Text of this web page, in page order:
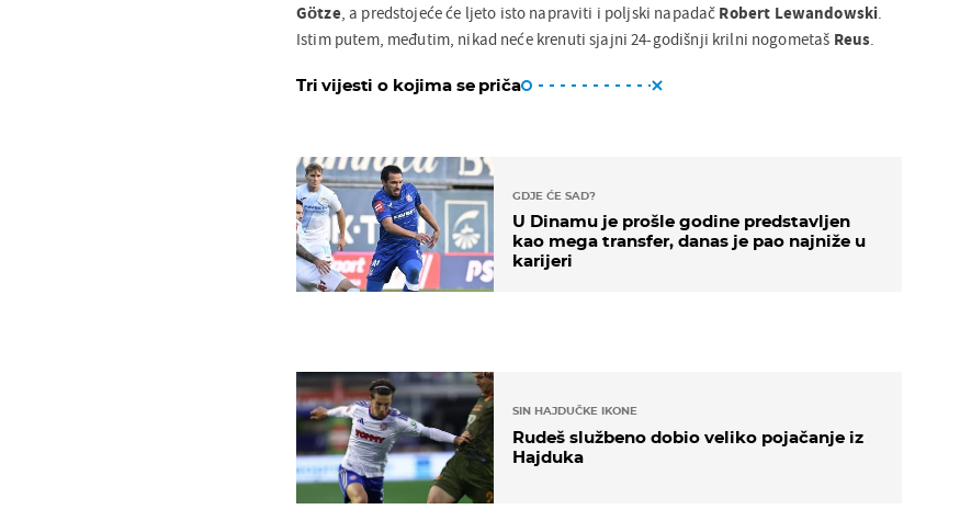
Götze, a predstojeće će ljeto isto napraviti i poljski napadač Robert Lewandowski.
Istim putem, međutim, nikad neće krenuti sjajni 24-godišnji krilni nogometaš Reus.
Tri vijesti o kojima se priča
GDJE ĆE SAD?
U Dinamu je prošle godine predstavljen
kao mega transfer, danas je pao najniže u
karijeri
SIN HAJDUČKE IKONE
Rudeš službeno dobio veliko pojačanje iz
Hajduka